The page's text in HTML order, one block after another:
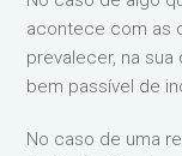
acontece com as
prevalecer, na
bem passível de
No caso de uma